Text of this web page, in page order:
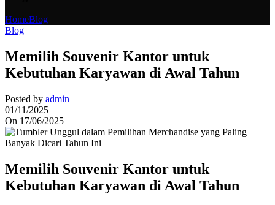
HomeBlog
Blog
Memilih Souvenir Kantor untuk
Kebutuhan Karyawan di Awal Tahun
Posted by admin
01/11/2025
On 17/06/2025
Memilih Souvenir Kantor untuk
Kebutuhan Karyawan di Awal Tahun